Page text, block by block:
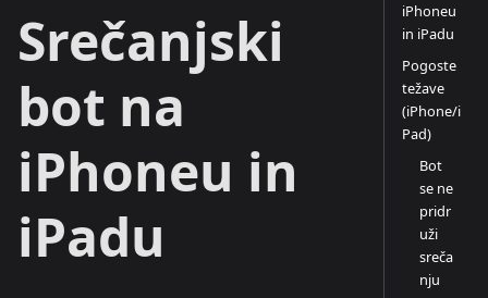
Srečanjski
bot na
iPhoneu in
iPadu
iPhoneu
in iPadu
Pogoste
težave
(iPhone/i
Pad)
Bot
se ne
pridr
uži
sreča
nju